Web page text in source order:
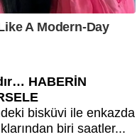
HABERİN
bisküvi ile enkazda
biri saatler...